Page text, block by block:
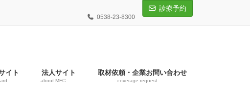
0538-23-8300
診療予約
イト 法人サイト
about MFC
取材依頼・企業お問い合わせ
coverage request